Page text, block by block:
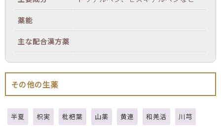
薬能
主な配合漢方薬
その他の生薬
半夏 枳実 枇杷葉 山薬 黄連 和羌活 川芎